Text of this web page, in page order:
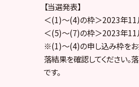
【当選発表】
＜(1)～(4)の枠＞2023年
＜(5)～(7)の枠＞2023年
※(1)～(4)の申し込み枠をお
落結果を確認してください
です。